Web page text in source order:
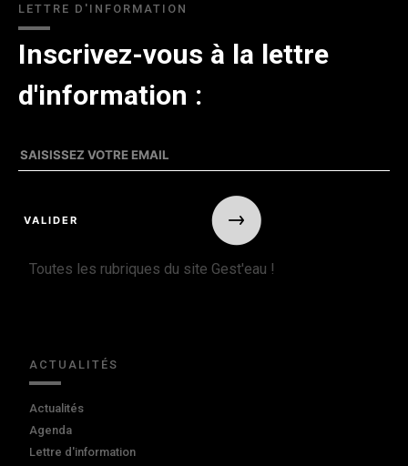
LETTRE D'INFORMATION
Inscrivez-vous à la lettre
d'information :
Toutes les rubriques du site Gest'eau !
ACTUALITÉS
Actualités
Agenda
Lettre d'information